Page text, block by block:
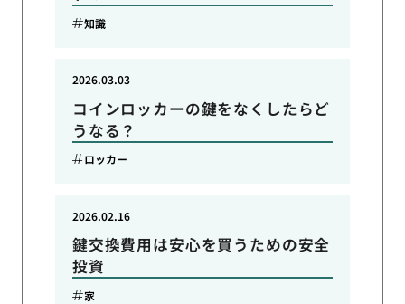
知識
コインロッカーの鍵をなくしたらど
うなる？
2026.03.03
ロッカー
鍵交換費用は安心を買うための安全
投資
2026.02.16
家